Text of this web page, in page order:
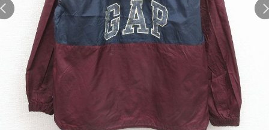
Search by Hotword今週のHOTワード（7/29〜8/4）
1 Tシャツ USA製 2 映画 ミリタリー スターウォーズ
5 ラルフローレン 8 ディズニー
Search by Brand ブランドから探す